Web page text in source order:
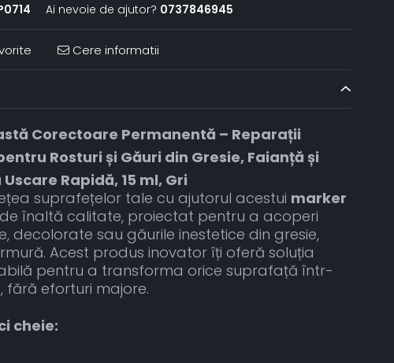
Ai nevoie de ajutor? 0737846945
Cere informatii
Corectoare Permanentă – Reparații
Rosturi și Găuri din Gresie, Faianță și
Rapidă, 15 ml, Gri
suprafețelor tale cu ajutorul acestui marker
de înaltă calitate, proiectat pentru a acoperi
decolorate sau găurile inestetice din gresie,
Acest produs inovator îți oferă soluția
pentru a transforma orice suprafață într-
fără eforturi majore.
cheie: